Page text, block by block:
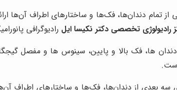
از تمام دندان‌ها، فک‌ها و ساختارهای اطراف آن‌ها
رادیولوژی تخصصی دکتر نکیسا ایل رادیوگرافی